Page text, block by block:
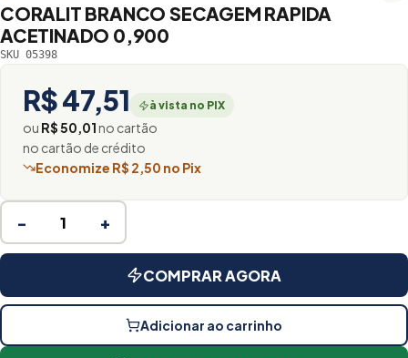
CORALIT BRANCO SECAGEM RAPIDA
ACETINADO 0,900
SKU 05398
R$ 47,51 à vista no PIX
ou R$ 50,01no cartão
no cartão de crédito
Economize R$ 2,50 no Pix
− +
COMPRAR AGORA
Adicionar ao carrinho